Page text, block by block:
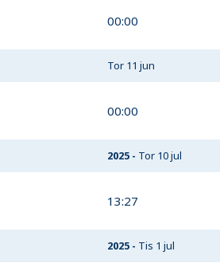
00:00
Tor 11 jun
00:00
2025 - Tor 10 jul
13:27
2025 - Tis 1 jul